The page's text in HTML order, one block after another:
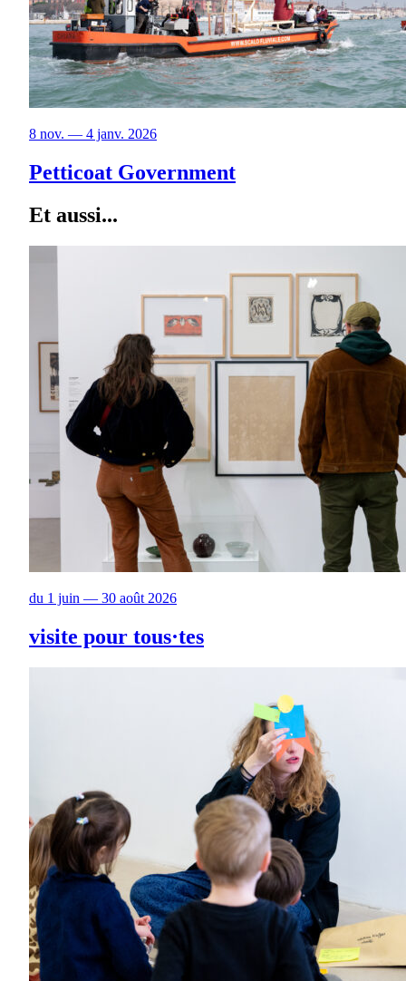
8 nov. — 4 janv. 2026
Petticoat Government
Et aussi...
du 1 juin — 30 août 2026
visite pour tous·tes